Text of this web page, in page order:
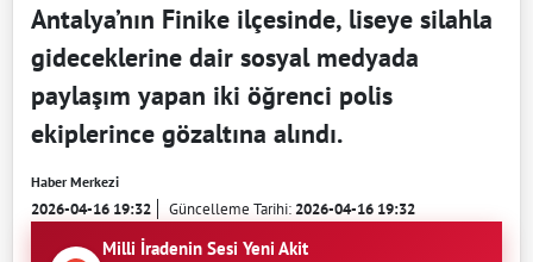
Antalya’nın Finike ilçesinde, liseye silahla
gideceklerine dair sosyal medyada
paylaşım yapan iki öğrenci polis
ekiplerince gözaltına alındı.
Haber Merkezi
2026-04-16 19:32 Güncelleme Tarihi:2026-04-16 19:32
Milli İradenin Sesi Yeni Akit